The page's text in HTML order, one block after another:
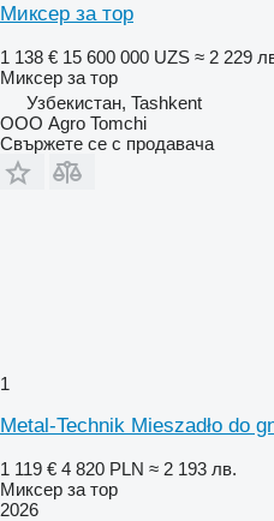
Миксер за тор
1 138 € 15 600 000 UZS ≈ 2 229
Миксер за тор
Узбекистан, Tashkent
ООО Agro Tomchi
Свържете се с продавача
1
Metal-Technik Mieszadło do
1 119 € 4 820 PLN ≈ 2 193 лв.
Миксер за тор
2026